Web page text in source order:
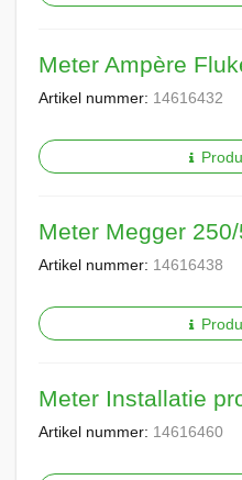
Meter Ampère
Artikel nummer: 14616432
Meter Megger
Artikel nummer: 14616438
Meter Installatie
Artikel nummer: 14616460